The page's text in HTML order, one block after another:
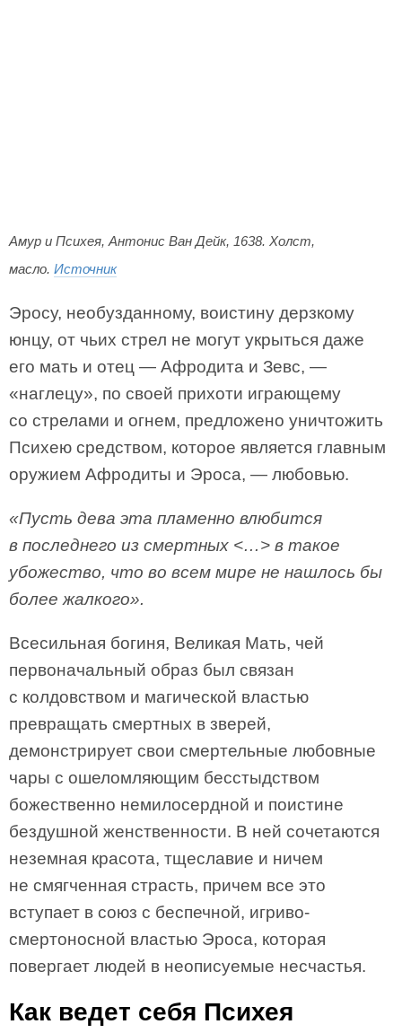
Амур и Психея, Антонис Ван Дейк, 1638. Холст,
масло. Источник
Эросу, необузданному, воистину дерзкому
юнцу, от чьих стрел не могут укрыться даже
его мать и отец — Афродита и Зевс, —
«наглецу», по своей прихоти играющему
со стрелами и огнем, предложено уничтожить
Психею средством, которое является главным
оружием Афродиты и Эроса, — любовью.
«Пусть дева эта пламенно влюбится
в последнего из смертных <…> в такое
убожество, что во всем мире не нашлось бы
более жалкого».
Всесильная богиня, Великая Мать, чей
первоначальный образ был связан
с колдовством и магической властью
превращать смертных в зверей,
демонстрирует свои смертельные любовные
чары с ошеломляющим бесстыдством
божественно немилосердной и поистине
бездушной женственности. В ней сочетаются
неземная красота, тщеславие и ничем
не смягченная страсть, причем все это
вступает в союз с беспечной, игриво-
смертоносной властью Эроса, которая
повергает людей в неописуемые несчастья.
Как ведет себя Психея